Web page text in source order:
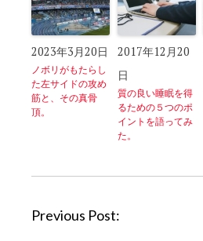
2023年3月20日
ノボリがもたらし
た左サイドの攻め
筋と、その真骨
頂。
2017年12月20
日
質の良い睡眠を得
るための５つのポ
イントを語ってみ
た。
P
Previous Post: